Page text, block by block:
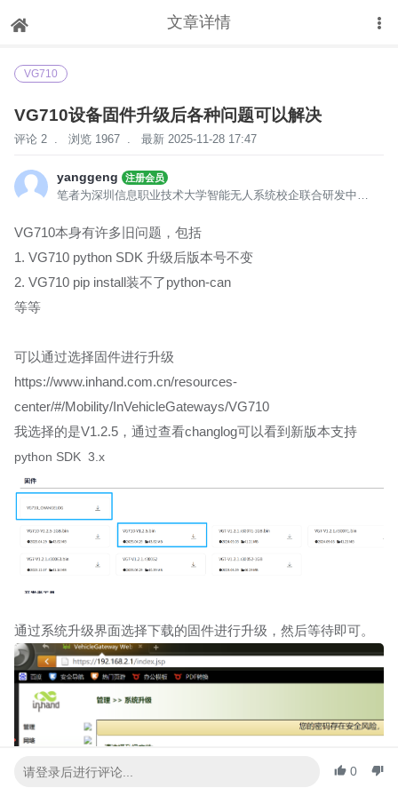
文章详情
下拉刷新
VG710
VG710设备固件升级后各种问题可以解决
评论 2 . 浏览 1967 . 最新 2025-11-28 17:47
yanggeng 注册会员
VG710本身有许多旧问题，包括
1. VG710 python SDK 升级后版本号不变
2. VG710 pip install装不了python-can
等等
可以通过选择固件进行升级
https://www.inhand.com.cn/resources-
center/#/Mobility/InVehicleGateways/VG710
我选择的是V1.2.5，通过查看changlog可以看到新版本支持
python SDK 3.x
通过系统升级界面选择下载的固件进行升级，然后等待即可。
0